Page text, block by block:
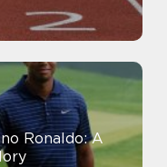
Ronaldo: A